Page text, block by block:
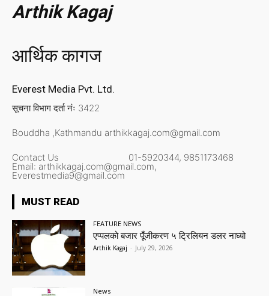
Arthik Kagaj
आर्थिक कागज
Everest Media Pvt. Ltd.
सूचना विभाग दर्ता नंः 3422
Bouddha ,Kathmandu arthikkagaj.com@gmail.com
Contact Us 01-5920344, 9851173468
Email: arthikkagaj.com@gmail.com,
Everestmedia9@gmail.com
MUST READ
FEATURE NEWS
एप्पलको बजार पूँजीकरण ५ ट्रिलियन डलर नाघ्यो
Arthik Kagaj - July 29, 2026
News